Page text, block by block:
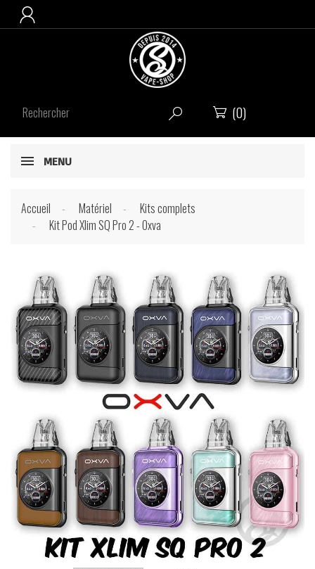

  (0)
MENU
Accueil Matériel
Kits complets
Kit Pod Xlim SQ Pro 2 - Oxva